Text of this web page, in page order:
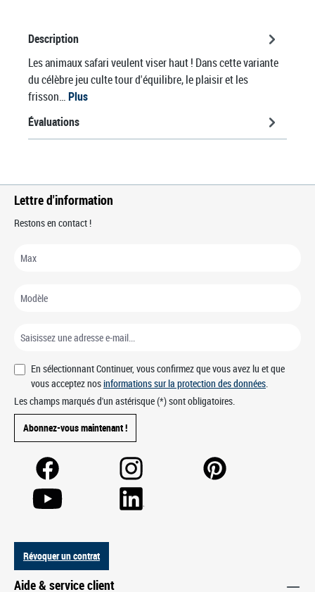
Description
Les animaux safari veulent viser haut ! Dans cette variante
du célèbre jeu culte tour d'équilibre, le plaisir et les
frisson…Plus
Évaluations
Lettre d'information
Restons en contact !
En sélectionnant Continuer, vous confirmez que vous avez lu et que
vous acceptez nosinformations sur la protection des données.
Les champs marqués d'un astérisque (*) sont obligatoires.
Abonnez-vous maintenant !
Révoquer un contrat
Aide & service client